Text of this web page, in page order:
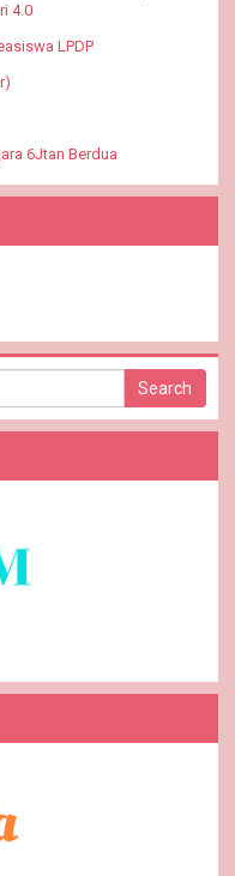
4.0
LPDP
6Jtan Berdua